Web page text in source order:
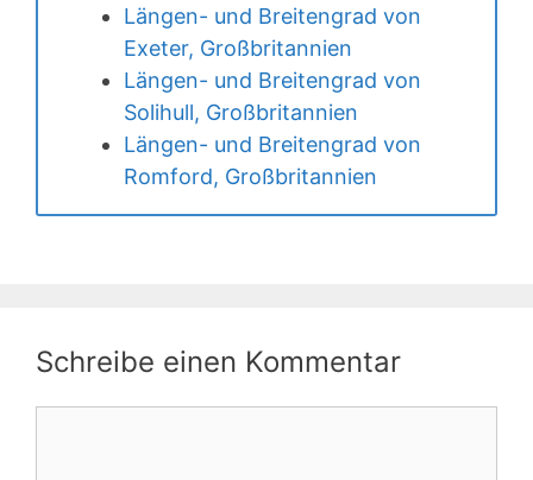
Längen- und Breitengrad von
Exeter, Großbritannien
Längen- und Breitengrad von
Solihull, Großbritannien
Längen- und Breitengrad von
Romford, Großbritannien
Schreibe einen Kommentar